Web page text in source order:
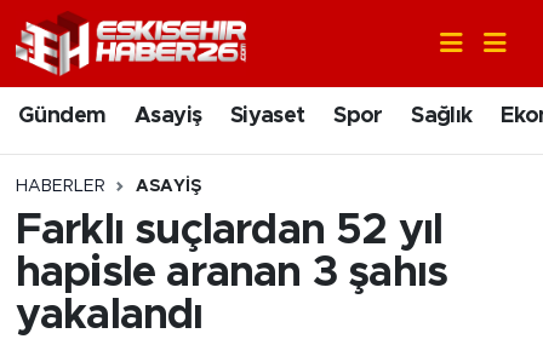
Gündem Asayiş Siyaset Spor Sağlık
HABERLER ASAYIŞ
Farklı suçlardan 52 yıl
hapisle aranan 3 şahıs
yakalandı
Gündem
Asayiş
Siyaset
Spor
Nöbetçi Eczaneler
Hava Durumu
Trafik Durumu
Süper Lig Puan Durumu ve Fikstür